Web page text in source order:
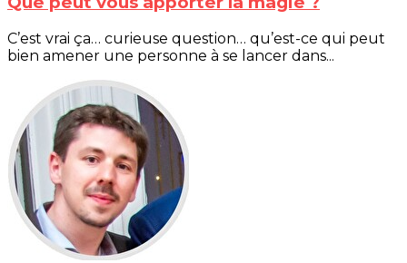
C’est vrai ça… curieuse question… qu’est-ce qui peut
bien amener une personne à se lancer dans...